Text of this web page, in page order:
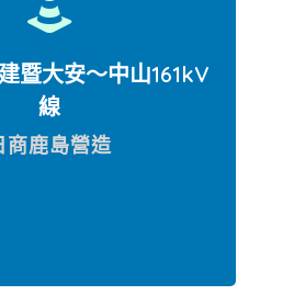
暨大安〜中山161kV
線
商鹿島營造